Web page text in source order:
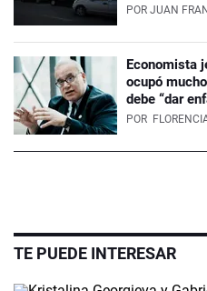
POR JUAN
Economista
ocupó
debe “dar
POR
TE PUEDE INTERESAR